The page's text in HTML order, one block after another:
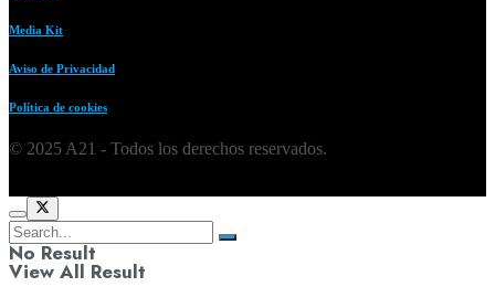
Media Kit
Aviso de Privacidad
Política de cookies
© 2025 A21 - Todos los derechos reservados.
No Result
View All Result